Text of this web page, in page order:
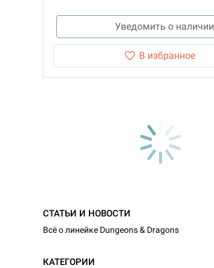
Уведомить о наличии
В избранное
СТАТЬИ И НОВОСТИ
Всё о линейке Dungeons & Dragons
КАТЕГОРИИ